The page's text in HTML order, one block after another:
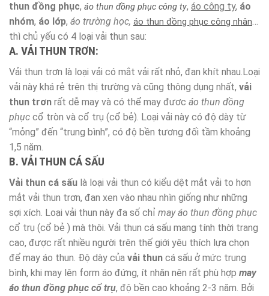
thun đồng phục, áo thun đồng phục công ty, áo công ty, áo
nhóm, áo lớp, áo trường học, áo thun đồng phục công nhân…
thì chủ yếu có 4 loại vải thun sau:
A. VẢI THUN TRƠN:
Vải thun trơn là loại vải có mắt vải rất nhỏ, đan khít nhau.Loại
vải này khá rẻ trên thị trường và cũng thông dụng nhất, vải
thun trơn rất dễ may và có thể may đươc áo thun đồng
phục cổ tròn và cổ trụ (cổ bẻ). Loại vải này có độ dày từ
“mỏng” đến “trung bình”, có độ bền tương đối tầm khoảng
1,5 năm.
B. VẢI THUN CÁ SẤU
Vải thun cá sấu là loại vải thun có kiểu dệt mắt vải to hơn
mắt vải thun trơn, đan xen vào nhau nhìn giống như những
sợi xích. Loại vải thun này đa số chỉ may áo thun đồng phục
cổ trụ (cổ bẻ ) mà thôi. Vải thun cá sấu mang tính thời trang
cao, được rất nhiều người trên thế giới yêu thích lựa chọn
để may áo thun. Độ dày của vải thun cá sấu ở mức trung
bình, khi may lên form áo đứng, ít nhăn nên rất phù hợp may
áo thun đồng phục cổ trụ, độ bền cao khoảng 2-3 năm. Bởi